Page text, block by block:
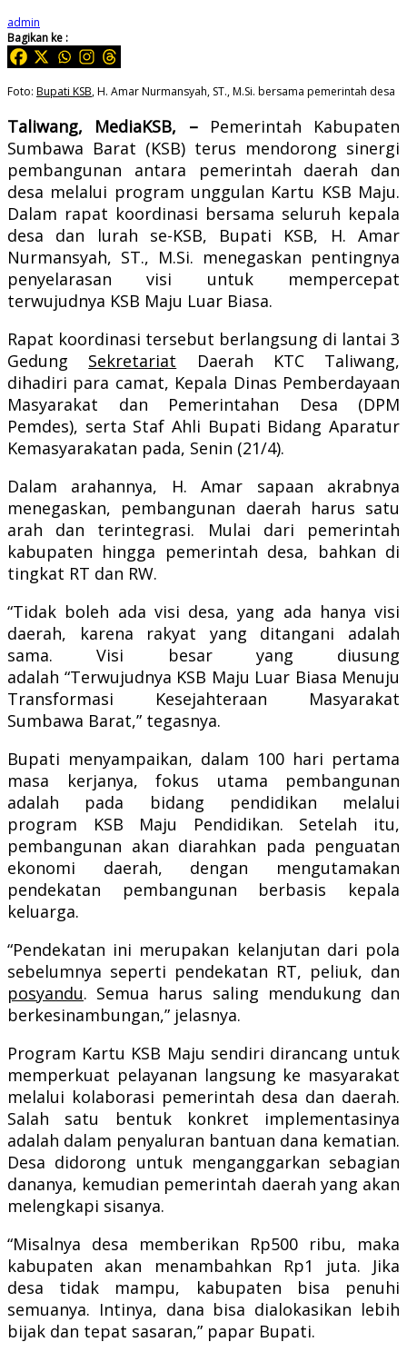
admin
Bagikan ke :
Foto: Bupati KSB, H. Amar Nurmansyah, ST., M.Si. bersama pemerintah desa
Taliwang, MediaKSB, – Pemerintah Kabupaten
Sumbawa Barat (KSB) terus mendorong sinergi
pembangunan antara pemerintah daerah dan
desa melalui program unggulan Kartu KSB Maju.
Dalam rapat koordinasi bersama seluruh kepala
desa dan lurah se-KSB, Bupati KSB, H. Amar
Nurmansyah, ST., M.Si. menegaskan pentingnya
penyelarasan visi untuk mempercepat
terwujudnya KSB Maju Luar Biasa.
Rapat koordinasi tersebut berlangsung di lantai 3
Gedung Sekretariat Daerah KTC Taliwang,
dihadiri para camat, Kepala Dinas Pemberdayaan
Masyarakat dan Pemerintahan Desa (DPM
Pemdes), serta Staf Ahli Bupati Bidang Aparatur
Kemasyarakatan pada, Senin (21/4).
Dalam arahannya, H. Amar sapaan akrabnya
menegaskan, pembangunan daerah harus satu
arah dan terintegrasi. Mulai dari pemerintah
kabupaten hingga pemerintah desa, bahkan di
tingkat RT dan RW.
“Tidak boleh ada visi desa, yang ada hanya visi
daerah, karena rakyat yang ditangani adalah
sama. Visi besar yang diusung
adalah “Terwujudnya KSB Maju Luar Biasa Menuju
Transformasi Kesejahteraan Masyarakat
Sumbawa Barat,” tegasnya.
Bupati menyampaikan, dalam 100 hari pertama
masa kerjanya, fokus utama pembangunan
adalah pada bidang pendidikan melalui
program KSB Maju Pendidikan. Setelah itu,
pembangunan akan diarahkan pada penguatan
ekonomi daerah, dengan mengutamakan
pendekatan pembangunan berbasis kepala
keluarga.
“Pendekatan ini merupakan kelanjutan dari pola
sebelumnya seperti pendekatan RT, peliuk, dan
posyandu. Semua harus saling mendukung dan
berkesinambungan,” jelasnya.
Program Kartu KSB Maju sendiri dirancang untuk
memperkuat pelayanan langsung ke masyarakat
melalui kolaborasi pemerintah desa dan daerah.
Salah satu bentuk konkret implementasinya
adalah dalam penyaluran bantuan dana kematian.
Desa didorong untuk menganggarkan sebagian
dananya, kemudian pemerintah daerah yang akan
melengkapi sisanya.
“Misalnya desa memberikan Rp500 ribu, maka
kabupaten akan menambahkan Rp1 juta. Jika
desa tidak mampu, kabupaten bisa penuhi
semuanya. Intinya, dana bisa dialokasikan lebih
bijak dan tepat sasaran,” papar Bupati.